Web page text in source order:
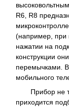
R6, R8
(например, при
нажатии на
конструкции
перемычками. В
мобильного
Прибор не
приходится